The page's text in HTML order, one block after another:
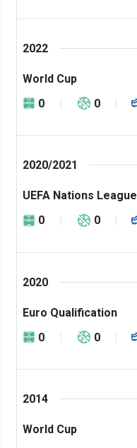
2022
World Cup
0
0
2020/2021
UEFA Nations League
0
0
2020
Euro Qualification
0
0
2014
World Cup